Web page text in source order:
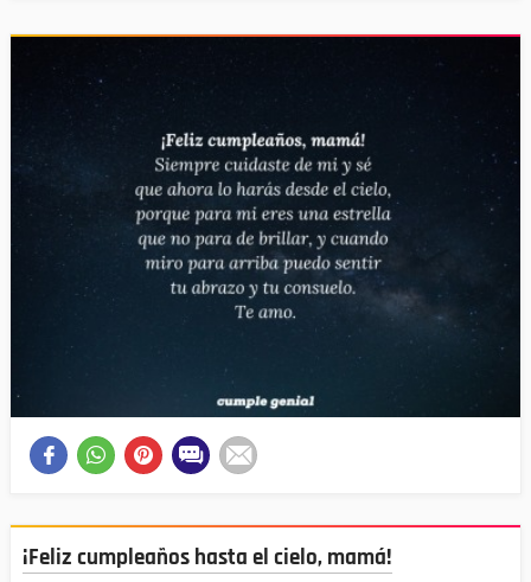
¡Feliz cumpleaños hasta el cielo, mamá!